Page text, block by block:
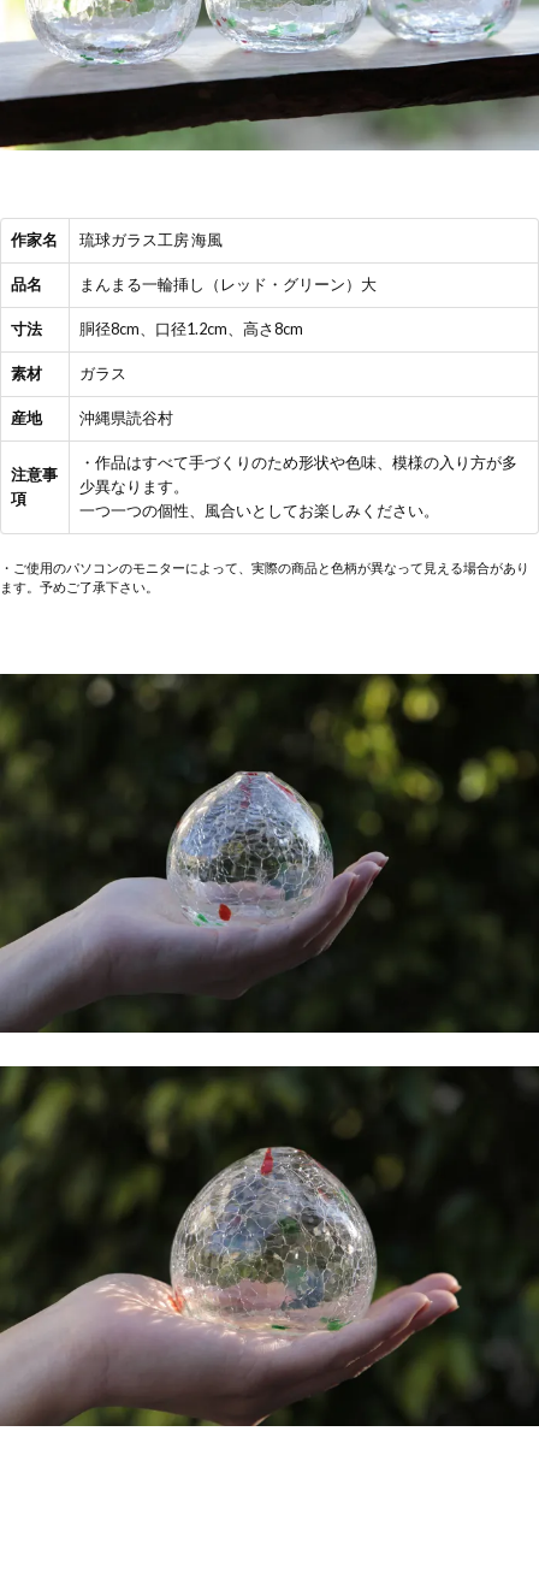
作家名 琉球ガラス工房 海風
品名 まんまる一輪挿し（レッド・グリーン）大
寸法 胴径8cm、口径1.2cm、高さ8cm
素材 ガラス
産地 沖縄県読谷村
注意事
項
・作品はすべて手づくりのため形状や色味、模様の入り方が多
少異なります。
一つ一つの個性、風合いとしてお楽しみください。
・ご使用のパソコンのモニターによって、実際の商品と色柄が異なって見える場合があり
ます。予めご了承下さい。